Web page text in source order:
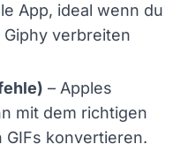
App, ideal wenn du
Giphy verbreiten
– Apples
mit dem richtigen
konvertieren.